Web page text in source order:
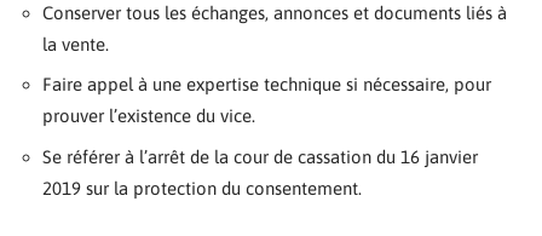
Conserver tous les échanges, annonces et documents liés à
la vente.
Faire appel à une expertise technique si nécessaire, pour
prouver l’existence du vice.
Se référer à l’arrêt de la cour de cassation du 16 janvier
2019 sur la protection du consentement.